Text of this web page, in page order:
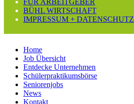
FÜR ARBEITGEBER
BÜHL WIRTSCHAFT
IMPRESSUM + DATENSCHUTZ
Home
Job Übersicht
Entdecke Unternehmen
Schülerpraktikumsbörse
Seniorenjobs
News
Kontakt